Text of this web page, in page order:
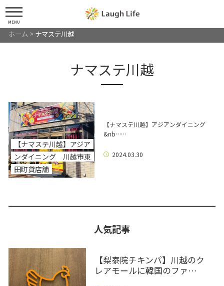
MENU
ホーム > ナマステ川越
ナマステ川越
【ナマステ川越】アジア
ンダイニング 川越市東
田町貸店舗
【ナマステ川越】アジアンダイニング
&nb……
2024.03.30
人気記事
【梨泰院チキンパ】川越のク
レアモールに韓国のファ…